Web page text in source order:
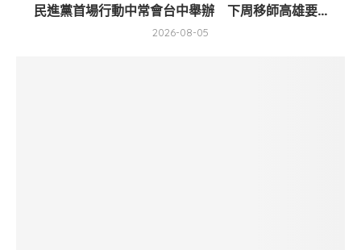
民進黨首場行動中常會台中舉辦 下周移師高雄要...
2026-08-05